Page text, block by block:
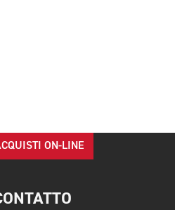
ON-LINE